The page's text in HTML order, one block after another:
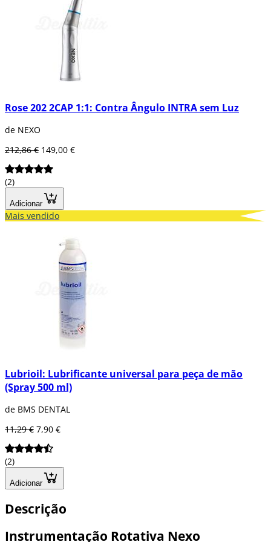
Rose 202 2CAP 1:1: Contra Ângulo INTRA sem Luz
de NEXO
212,86 € 149,00 €
(2)
Adicionar
Mais vendido
Lubrioil: Lubrificante universal para peça de mão
(Spray 500 ml)
de BMS DENTAL
11,29 € 7,90 €
(2)
Adicionar
Descrição
Instrumentação Rotativa Nexo